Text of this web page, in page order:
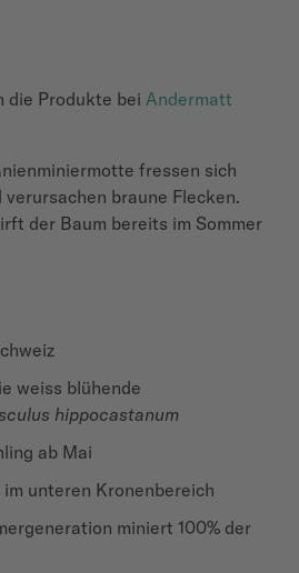
die Produkte bei Andermatt
fressen sich
braune Flecken.
der Baum bereits im Sommer
weiss blühende
hippocastanum
ab Mai
unteren Kronenbereich
miniert 100% der